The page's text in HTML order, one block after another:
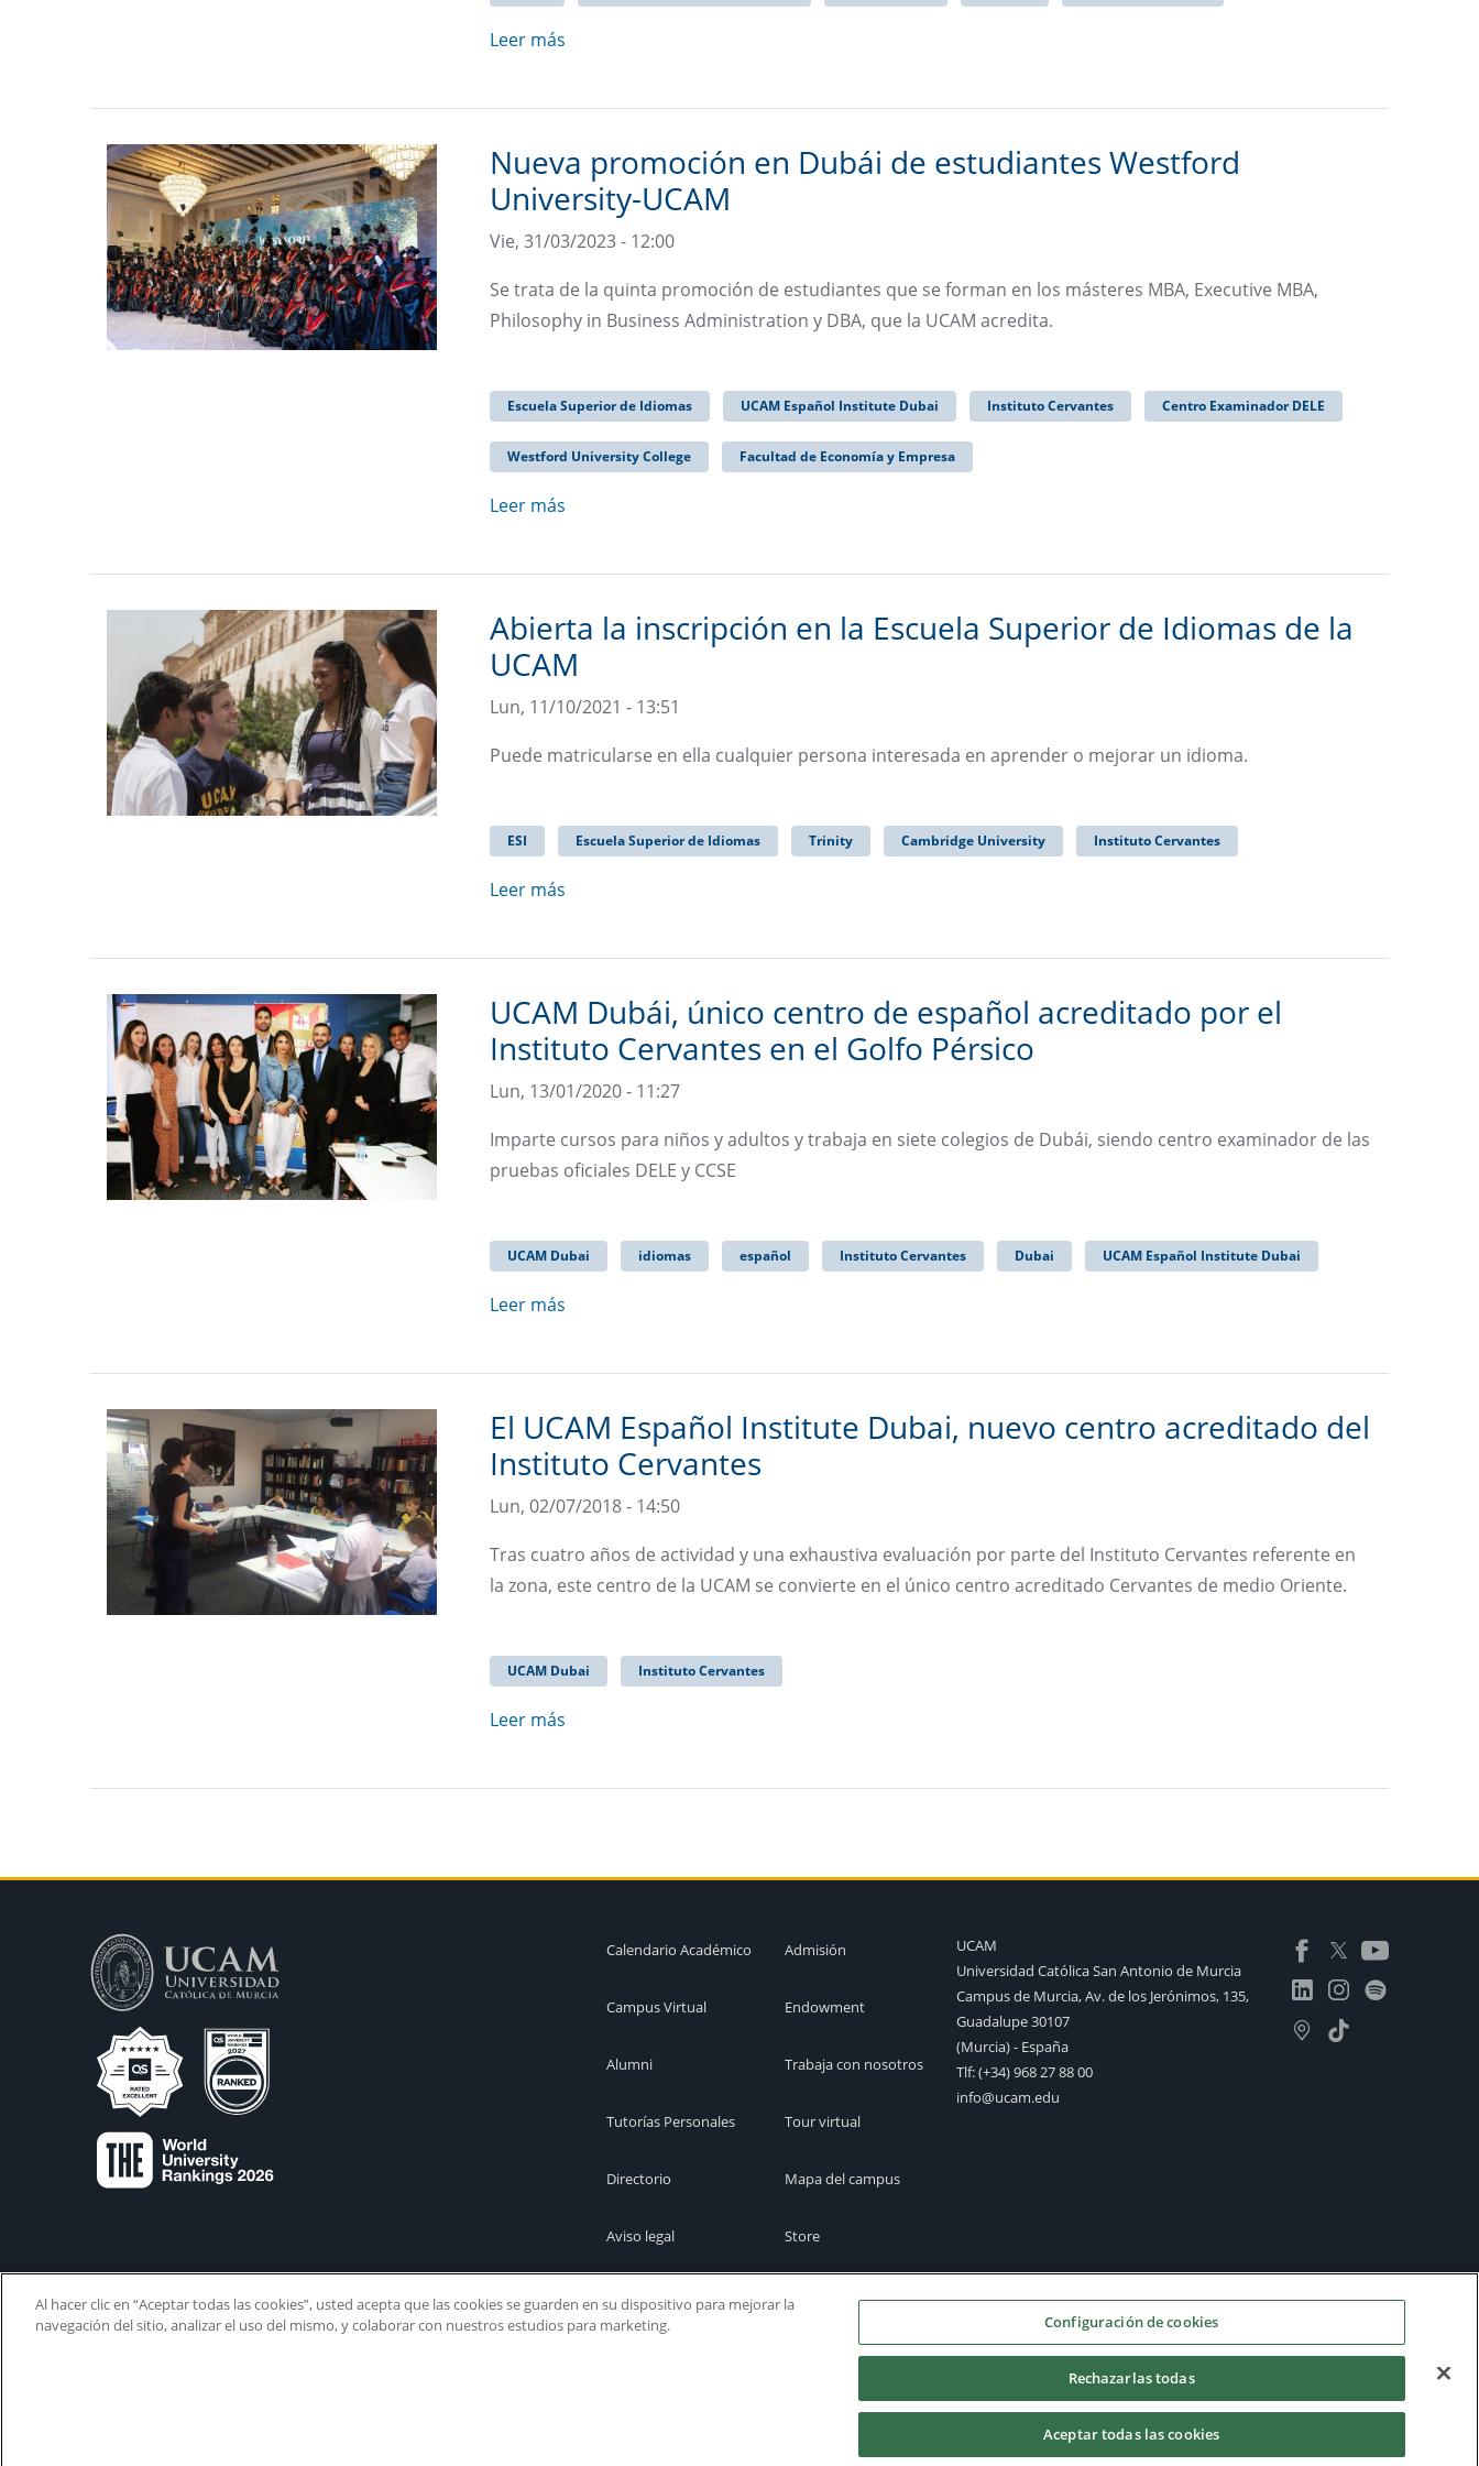
Leer más
Nueva promoción en Dubái de estudiantes Westford
University-UCAM
Vie, 31/03/2023 - 12:00
Se trata de la quinta promoción de estudiantes que se forman en los másteres MBA, Executive MBA,
Philosophy in Business Administration y DBA, que la UCAM acredita.
Escuela Superior de Idiomas UCAM Español Institute Dubai Instituto Cervantes Centro Examinador DELE
Westford University College Facultad de Economía y Empresa
Leer más
Abierta la inscripción en la Escuela Superior de Idiomas de la
UCAM
Lun, 11/10/2021 - 13:51
Puede matricularse en ella cualquier persona interesada en aprender o mejorar un idioma.
ESI Escuela Superior de Idiomas Trinity Cambridge University Instituto Cervantes
Leer más
UCAM Dubái, único centro de español acreditado por el
Instituto Cervantes en el Golfo Pérsico
Lun, 13/01/2020 - 11:27
Imparte cursos para niños y adultos y trabaja en siete colegios de Dubái, siendo centro examinador de las
pruebas oficiales DELE y CCSE
UCAM Dubai idiomas español Instituto Cervantes Dubai UCAM Español Institute Dubai
Leer más
El UCAM Español Institute Dubai, nuevo centro acreditado del
Instituto Cervantes
Lun, 02/07/2018 - 14:50
Tras cuatro años de actividad y una exhaustiva evaluación por parte del Instituto Cervantes referente en
la zona, este centro de la UCAM se convierte en el único centro acreditado Cervantes de medio Oriente.
UCAM Dubai Instituto Cervantes
Leer más
Calendario Académico
Campus Virtual
Alumni
Tutorías Personales
Directorio
Aviso legal
Admisión
Endowment
Trabaja con nosotros
Tour virtual
Mapa del campus
Store
UCAM
Universidad Católica San Antonio de Murcia
Campus de Murcia, Av. de los Jerónimos, 135,
Guadalupe 30107
(Murcia) - España
Tlf:(+34) 968 27 88 00
info@ucam.edu
Al hacer clic en “Aceptar todas las cookies”, usted acepta que las cookies se guarden en su dispositivo para mejorar la
navegación del sitio, analizar el uso del mismo, y colaborar con nuestros estudios para marketing.
Configuración de cookies
Rechazarlas todas
Aceptar todas las cookies